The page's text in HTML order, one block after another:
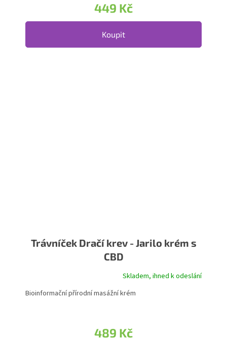
449 Kč
Koupit
Trávníček Dračí krev - Jarilo krém s
CBD
Skladem, ihned k odeslání
489 Kč
Bioinformační přírodní masážní krém